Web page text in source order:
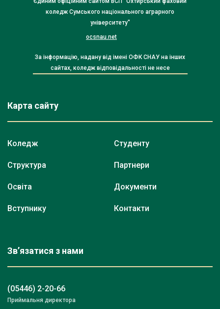
коледж Сумського національного аграрного
університету"
ocsnau.net
За інформацію, надану від імені ОФК СНАУ на інших
сайтах, коледж відповідальності не несе
Карта сайту
Коледж
Структура
Освіта
Вступнику
Студенту
Партнери
Документи
Контакти
Зв’язатися з нами
(05446) 2-20-66
Приймальня директора